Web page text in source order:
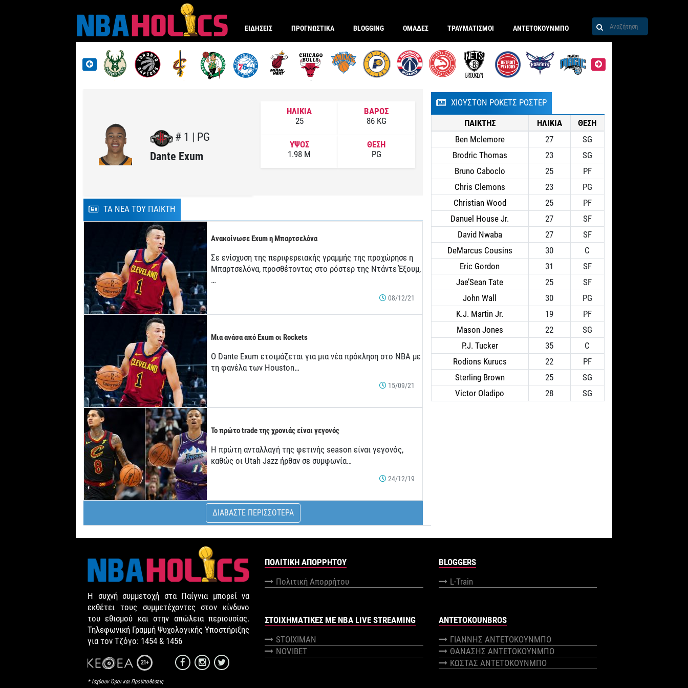
ΕΙΔΗΣΕΙΣ ΠΡΟΓΝΩΣΤΙΚΑ BLOGGING ΟΜΑΔΕΣ ΤΡΑΥΜΑΤΙΣΜΟΙ ΑΝΤΕΤΟΚΟΥΝΜΠΟ
# 1 | PG
Dante Exum
ΗΛΙΚΙΑ
25
ΒΑΡΟΣ
86 KG
ΥΨΟΣ
1.98 M
ΘΕΣΗ
PG
ΤΑ ΝΕΑ ΤΟΥ ΠΑΙΚΤΗ
Ανακοίνωσε Exum η Μπαρτσελόνα
Σε ενίσχυση της περιφερειακής γραμμής της προχώρησε η
Μπαρτσελόνα, προσθέτοντας στο ρόστερ της Ντάντε Έξουμ,
…
08/12/21
Μια ανάσα από Exum οι Rockets
Ο Dante Exum ετοιμάζεται για μια νέα πρόκληση στο ΝΒΑ με
τη φανέλα των Houston…
15/09/21
Το πρώτο trade της χρονιάς είναι γεγονός
Η πρώτη ανταλλαγή της φετινής season είναι γεγονός,
καθώς οι Utah Jazz ήρθαν σε συμφωνία…
24/12/19
ΔΙΑΒΑΣΤΕ ΠΕΡΙΣΣΟΤΕΡΑ
ΧΙΟΥΣΤΟΝ ΡΟΚΕΤΣ ΡΟΣΤΕΡ
ΠΑΙΚΤΗΣ
ΗΛΙΚΙΑ
ΘΕΣΗ
Ben Mclemore
27
SG
Brodric Thomas
23
SG
Bruno Caboclo
25
PF
Chris Clemons
23
PG
Christian Wood
25
PF
Danuel House Jr.
27
SF
David Nwaba
27
SF
DeMarcus Cousins
30
C
Eric Gordon
31
SF
Jae’Sean Tate
25
SF
John Wall
30
PG
K.J. Martin Jr.
19
PF
Mason Jones
22
SG
P.J. Tucker
35
C
Rodions Kurucs
22
PF
Sterling Brown
25
SG
Victor Oladipo
28 SG
Η συχνή συμμετοχή στα Παίγνια μπορεί να
εκθέτει τους συμμετέχοντες στον κίνδυνο
του εθισμού και στην απώλεια περιουσίας.
Τηλεφωνική Γραμμή Ψυχολογικής Υποστήριξης
για τον Τζόγο: 1454 & 1456
21+
* Ισχύουν Όροι και Προϋποθέσεις
ΠΟΛΙΤΙΚΉ ΑΠΟΡΡΉΤΟΥ
Πολιτική Απορρήτου
BLOGGERS
L-Train
ΣΤΟΙΧΗΜΑΤΙΚΕΣ ΜΕ NBA LIVE STREAMING
STOIXIMAN
NOVIBET
ANTETOKOUNBROS
ΓΙΑΝΝΗΣ ΑΝΤΕΤΟΚΟΥΝΜΠΟ
ΘΑΝΑΣΗΣ ΑΝΤΕΤΟΚΟΥΝΜΠΟ
ΚΩΣΤΑΣ ΑΝΤΕΤΟΚΟΥΝΜΠΟ